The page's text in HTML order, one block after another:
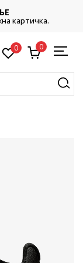
картичка.
0 0